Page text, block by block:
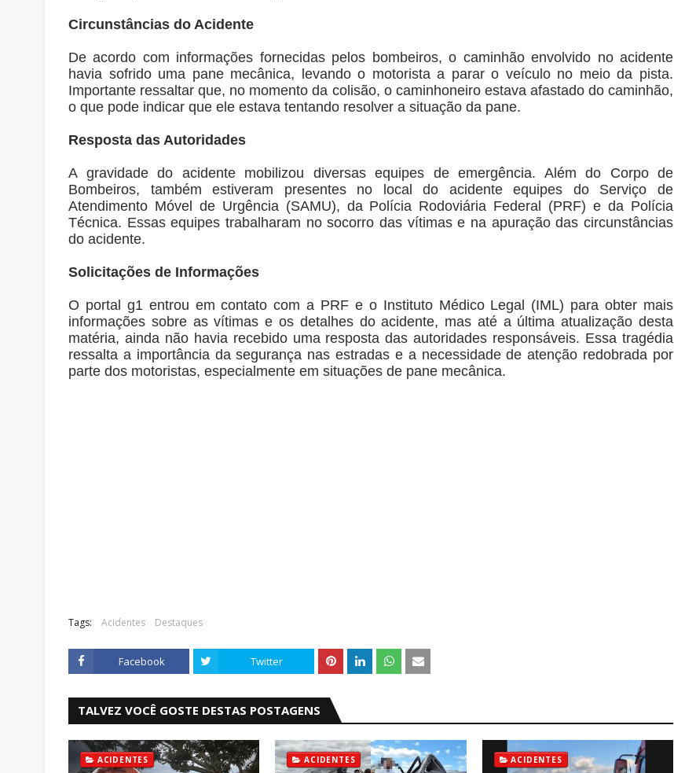
Circunstâncias do Acidente
De acordo com informações fornecidas pelos bombeiros, o caminhão envolvido no acidente
havia sofrido uma pane mecânica, levando o motorista a parar o veículo no meio da pista.
Importante ressaltar que, no momento da colisão, o caminhoneiro estava afastado do caminhão,
o que pode indicar que ele estava tentando resolver a situação da pane.
Resposta das Autoridades
A gravidade do acidente mobilizou diversas equipes de emergência. Além do Corpo de
Bombeiros, também estiveram presentes no local do acidente equipes do Serviço de
Atendimento Móvel de Urgência (SAMU), da Polícia Rodoviária Federal (PRF) e da Polícia
Técnica. Essas equipes trabalharam no socorro das vítimas e na apuração das circunstâncias
do acidente.
Solicitações de Informações
O portal g1 entrou em contato com a PRF e o Instituto Médico Legal (IML) para obter mais
informações sobre as vítimas e os detalhes do acidente, mas até a última atualização desta
matéria, ainda não havia recebido uma resposta das autoridades responsáveis. Essa tragédia
ressalta a importância da segurança nas estradas e a necessidade de atenção redobrada por
parte dos motoristas, especialmente em situações de pane mecânica.
Tags: Acidentes Destaques
Facebook Twitter
TALVEZ VOCÊ GOSTE DESTAS POSTAGENS
ACIDENTES ACIDENTES ACIDENTES